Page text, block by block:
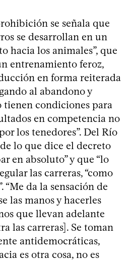
se señala que
se desarrollan en un
hacia los animales”, que
entrenamiento feroz,
en forma reiterada
al abandono y
condiciones para
en competencia no
los tenedores”. Del Río
lo que dice el decreto
en absoluto” y que “lo
las carreras, “como
“Me da la sensación de
las manos y hacerles
que llevan adelante
las carreras]. Se toman
antidemocráticas,
es otra cosa, no es